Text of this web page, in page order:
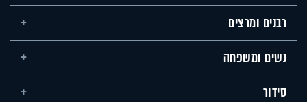
רבנים ומרצים
נשים ומשפחה
סידור